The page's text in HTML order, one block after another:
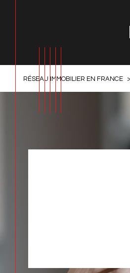
RÉSEAU IMMOBILIER EN FRANCE